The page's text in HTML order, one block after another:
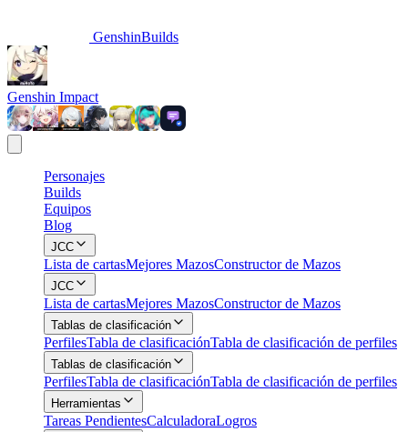
GenshinBuilds
Genshin Impact
Personajes
Builds
Equipos
Blog
JCC
Lista de cartasMejores MazosConstructor de Mazos
JCC
Lista de cartasMejores MazosConstructor de Mazos
Tablas de clasificación
PerfilesTabla de clasificaciónTabla de clasificación de perfiles
Tablas de clasificación
PerfilesTabla de clasificaciónTabla de clasificación de perfiles
Herramientas
Tareas PendientesCalculadoraLogros